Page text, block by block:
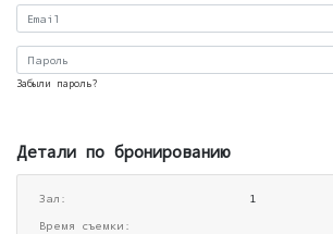
Забыли пароль?
Детали по бронированию
Зал:
1
Время съемки: